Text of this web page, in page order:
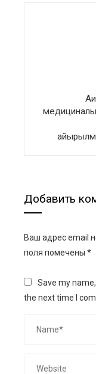
Добавить
Ваш адрес email
поля помечены *
Save my
the next time I